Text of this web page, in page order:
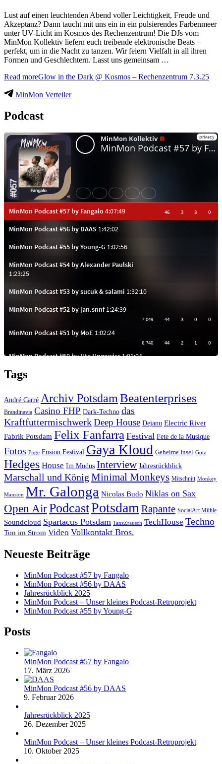
Lust auf einen leuchtenden Abend voller Leichtigkeit, Freude und
Akzeptanz? Dann taucht mit uns ein in ein pulsierendes Farbenmeer
unter UV-Licht im Kosmos des Rechenzentrum! Die DJs vom
MinMon Kollektiv liefern euch treibende elektronische Beats –
perfekt, um in die Nacht zu tanzen. Wir feiern Vielfalt in all ihren
Formen und Geschlechtern. Lasst uns gemeinsam …
Read moreGlow in the Dark @ Kosmos – Rechenzentrum 7.3.25
MinMon Verteiler
Podcast
Tags
André Carré Archiv Potsdam Beatenterprises
Brandinavia Casino FHP Dark-Techno das
KraftfuttermischwerkDeep House Dejanu Electric River
Fabrik Potsdam Felix Fanfarra Festival Fete de la Musique
Fotos Fuge Fusion Festival Gaya Kloud Geheime Insel Götz
Hedges House Im Modus Interview Jahresrückblick
Marschall und König Minimal Monkeys Mitschnitt Monkey
Mansion Mr. Galonga Nicolas Budo Niklas on Sax
Open AirPodcastPotsdam Rapante SocialArt Mühle
Soundcloud Spartacus Potsdam TanzZrausch TechHouse Techno
Ton im Strom Video Vollkontakt Bros.
Neueste Beiträge
MinMon Podcast #57 by Fangalo
MinMon Podcast #56 by DAAS
Jahresrückblick 2025
MinMon Podcast – Unser kleines Podcast-Retroprojekt
MinMon Podcast #55 by Young-G
Posts
MinMon Podcast #57 by Fangalo
17. März 2026
MinMon Podcast #56 by DAAS
9. Februar 2026
Jahresrückblick 2025
26. Dezember 2025
MinMon Podcast – Unser kleines Podcast-Retroprojekt
10. Oktober 2025